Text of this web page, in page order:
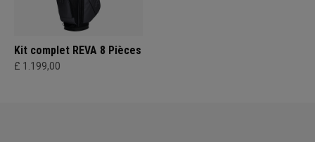
Kit complet REVA 8 Pièces
£ 1.199,00